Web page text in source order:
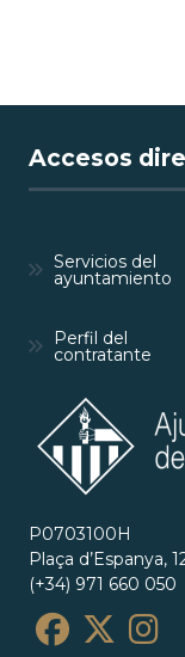
Accesos
Servicios del
ayuntamiento
Perfil del
contratante
P0703100H
Plaça d’Espanya,
(+34) 971 660 050